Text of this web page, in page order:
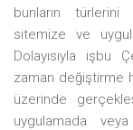
bunların türlerini
sitemize ve
Dolayısıyla işbu
zaman değiştirme
üzerinde
uygulamada